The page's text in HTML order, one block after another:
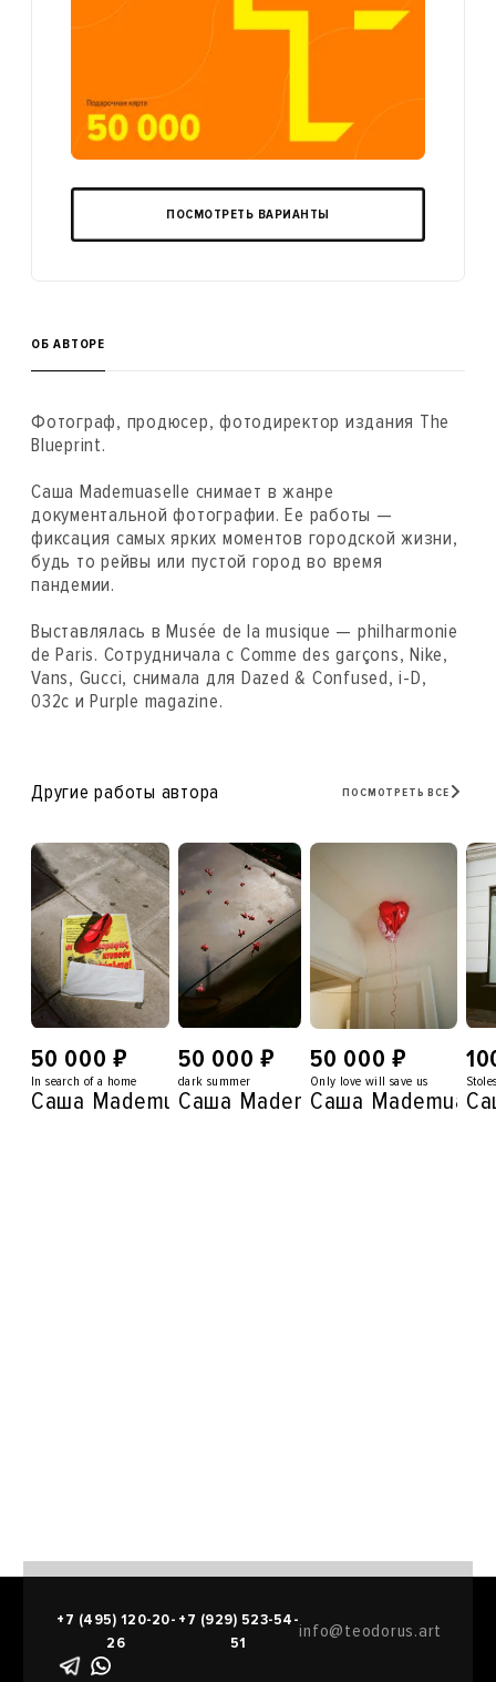
ПОСМОТРЕТЬ ВАРИАНТЫ
ОБ АВТОРЕ
Фотограф, продюсер, фотодиректор издания The
Blueprint.
Саша Mademuaselle снимает в жанре
документальной фотографии. Ее работы —
фиксация самых ярких моментов городской жизни,
будь то рейвы или пустой город во время
пандемии.
Выставлялась в Musée de la musique — philharmonie
de Paris. Сотрудничала с Comme des garçons, Nike,
Vans, Gucci, снимала для Dazed & Confused, i-D,
032c и Purple magazine.
Другие работы автора ПОСМОТРЕТЬ ВСЕ
50 000₽
In search of a home
Саша Mademuaselle
50 000₽
dark summer
Саша Mademuaselle
50 000₽
Only love will save us
Саша
+7 (495) 120-20-
26
+7 (929) 523-54-
51
info@teodorus.art